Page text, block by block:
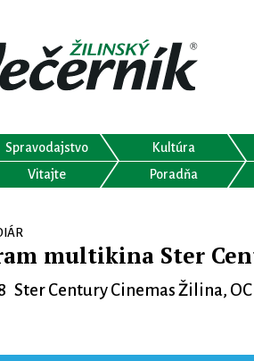
Spravodajstvo Kultúra
Vitajte
Poradňa
multikina Ster
Ster Century Cinemas Žilina,